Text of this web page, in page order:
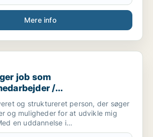
Mere info
job som regnskabsmedarbejder /
job som
/
/ akademisk
/ indkøber / administrativ
og struktureret person, der søger
og muligheder for at udvikle mig
en uddannelse i
med speciale i økonomi har jeg